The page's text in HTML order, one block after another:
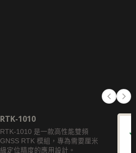
RTK-1010
RTK-1010 是一款高性能雙頻
GNSS RTK 模組，專為需要厘米
級定位精度的應用設計。